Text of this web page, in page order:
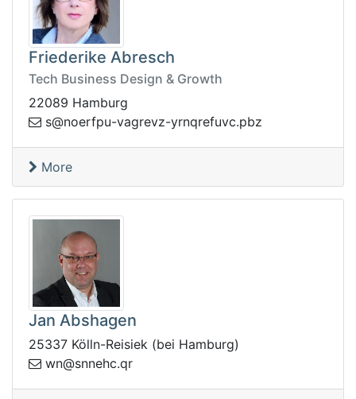
Friederike Abresch
Tech Business Design & Growth
22089 Hamburg
zbp.cvuferqnry-zvergav-up
freon@s
More
Jan Abshagen
25337 Kölln-Reisiek (bei Hamburg)
rq.chenns
@nw